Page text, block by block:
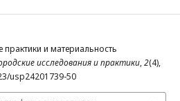
и материальность
исследования и практики,2(4),
usp24201739-50